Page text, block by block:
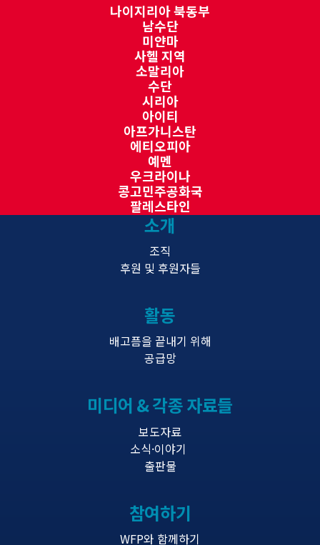
나이지리아 북동부
남수단
미얀마
사헬 지역
소말리아
수단
시리아
아이티
아프가니스탄
에티오피아
예멘
우크라이나
콩고민주공화국
팔레스타인
소개
조직
후원 및 후원자들
활동
배고픔을 끝내기 위해
공급망
미디어 & 각종 자료들
보도자료
소식·이야기
출판물
참여하기
WFP와 함께하기